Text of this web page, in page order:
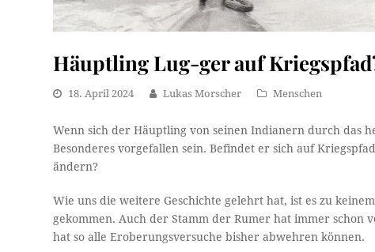
Häuptling Lug-ger auf
18. April 2024 Lukas Morscher Menschen
Wenn sich der Häuptling von seinen Indianern durch das
Besonderes vorgefallen sein. Befindet er sich auf
ändern?
Wie uns die weitere Geschichte gelehrt hat, ist es zu
gekommen. Auch der Stamm der Rumer hat immer schon
hat so alle Eroberungsversuche bisher abwehren können.